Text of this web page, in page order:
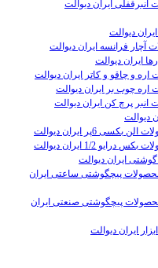
انبرقفلی ایران دیوالت
دیوالت
آچار فرانسه ایران دیوالت
ایران دیوالت
و چاقو و کاتر ایران دیوالت
اره چوب بر ایران دیوالت
انبر پرچ کن ایران دیوالت
دیوالت
بکسی 6پر ایران دیوالت
درایو 1/2 ایران دیوالت
ایران دیوالت
پیچگوشتی ساعتی ایران
پیچگوشتی صنعتی ایران
ایران دیوالت